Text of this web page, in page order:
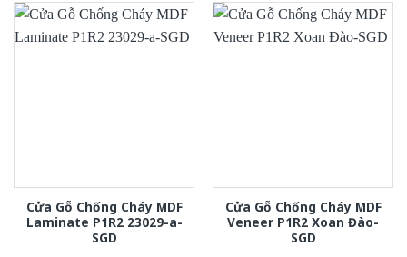
Cửa Gỗ Chống Cháy MDF
Laminate P1R2 23029-a-
SGD
Cửa Gỗ Chống Cháy MDF
Veneer P1R2 Xoan Đào-
SGD